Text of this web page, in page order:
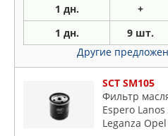
1 дн. +
1 дн. 9 шт.
Другие
SCT SM105
Фильтр
Espero
Leganza Opel